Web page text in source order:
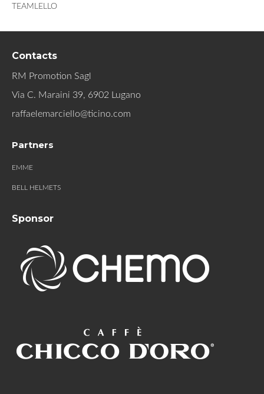
TEAMLELLO
Contacts
RM Promotion Sagl
Via C. Maraini 39, 6902 Lugano
raffaelemarciello@ticino.com
Partners
EMME
BELL HELMETS
Sponsor